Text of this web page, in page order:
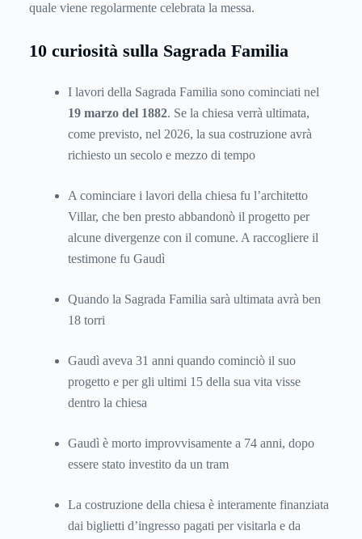
quale viene regolarmente celebrata la messa.
10 curiosità sulla Sagrada Familia
I lavori della Sagrada Familia sono cominciati nel
19 marzo del 1882. Se la chiesa verrà ultimata,
come previsto, nel 2026, la sua costruzione avrà
richiesto un secolo e mezzo di tempo
A cominciare i lavori della chiesa fu l’architetto
Villar, che ben presto abbandonò il progetto per
alcune divergenze con il comune. A raccogliere il
testimone fu Gaudì
Quando la Sagrada Familia sarà ultimata avrà ben
18 torri
Gaudì aveva 31 anni quando cominciò il suo
progetto e per gli ultimi 15 della sua vita visse
dentro la chiesa
Gaudì è morto improvvisamente a 74 anni, dopo
essere stato investito da un tram
La costruzione della chiesa è interamente finanziata
dai biglietti d’ingresso pagati per visitarla e da